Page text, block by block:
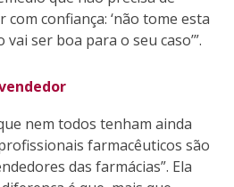
confiança: ‘não tome esta
ser boa para o seu caso’”.
nem todos tenham ainda
farmacêuticos são
das farmácias”. Ela